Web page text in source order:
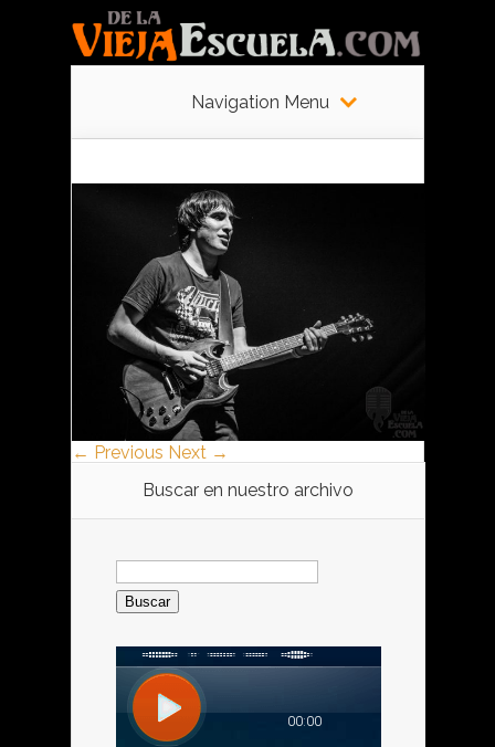
Navigation Menu
← Previous Next →
Buscar en nuestro archivo
Buscar: